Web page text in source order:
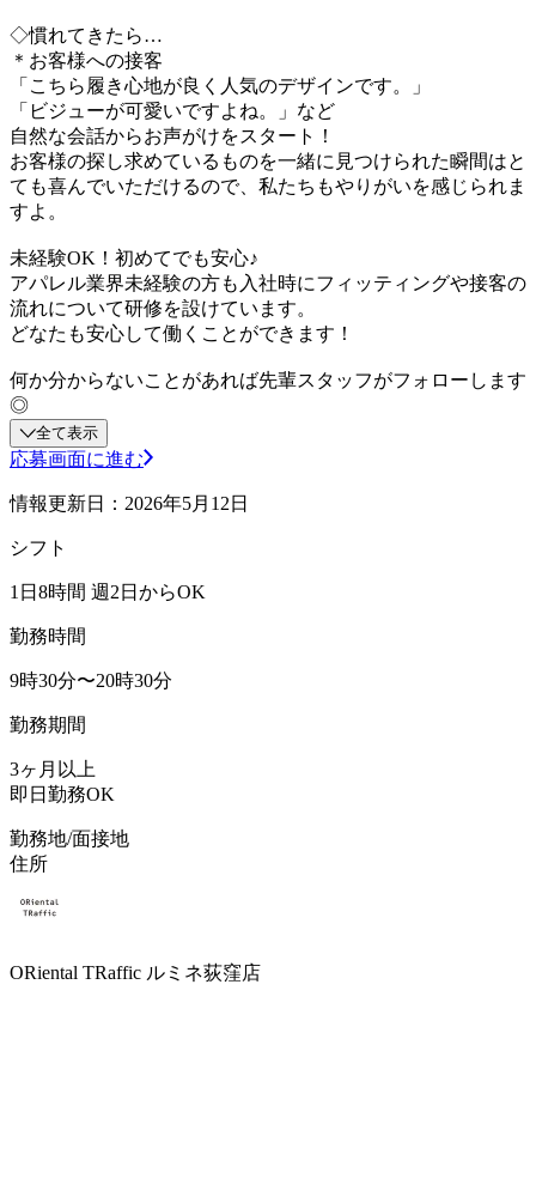
◇慣れてきたら…
＊お客様への接客
「こちら履き心地が良く人気のデザインです。」
「ビジューが可愛いですよね。」など
自然な会話からお声がけをスタート！
お客様の探し求めているものを一緒に見つけられた瞬間はと
ても喜んでいただけるので、私たちもやりがいを感じられま
すよ。
未経験OK！初めてでも安心♪
アパレル業界未経験の方も入社時にフィッティングや接客の
流れについて研修を設けています。
どなたも安心して働くことができます！
何か分からないことがあれば先輩スタッフがフォローします
◎
全て表示
応募画面に進む
情報更新日：2026年5月12日
シフト
1日8時間 週2日からOK
勤務時間
9時30分〜20時30分
勤務期間
3ヶ月以上
即日勤務OK
勤務地/面接地
住所
ORiental TRaffic ルミネ荻窪店